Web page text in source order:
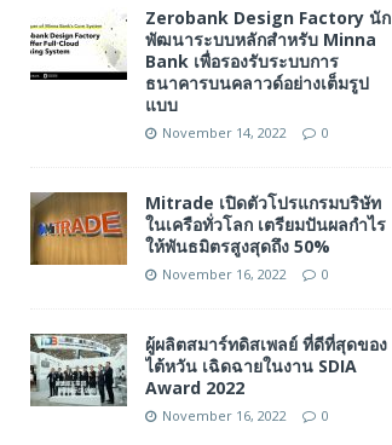
Zerobank Design Factory นัก
พัฒนาระบบหลักสำหรับ Minna
Bank เพื่อรองรับระบบการ
ธนาคารบนคลาวด์อย่างเต็มรูป
แบบ
November 14, 2022 0
Mitrade เปิดตัวโปรแกรมบริษัท
ในเครือทั่วโลก เตรียมปันผลกำไร
ให้พันธมิตรสูงสุดถึง 50%
November 16, 2022 0
ผู้ผลิตสมาร์ทดิสเพลย์ ที่ดีที่สุดของ
ไต้หวัน เฉิดฉายในงาน SDIA
Award 2022
November 16, 2022 0